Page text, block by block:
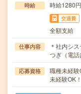
時給 時給1280
交通費
全額支給
仕事内容
＊社内シ
つぎ（電
応募資格
職種未経
未経験OK！